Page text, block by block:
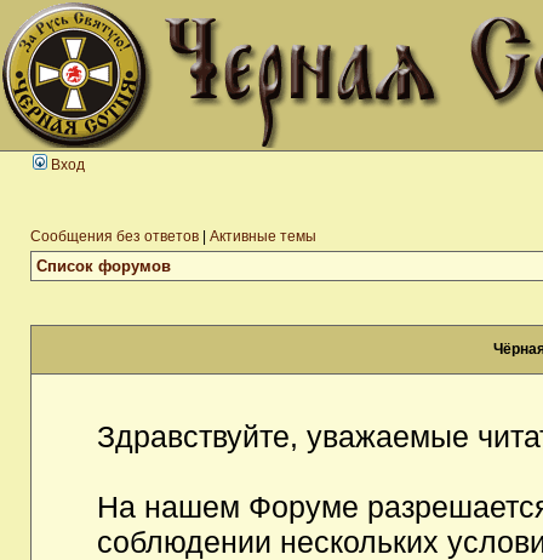
Вход
Сообщения без ответов Активные темы
Список форумов
Здравствуйте, уважаемые
На нашем Форуме
соблюдении нескольких